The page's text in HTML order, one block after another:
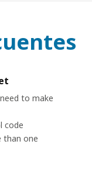
to make
code
than one